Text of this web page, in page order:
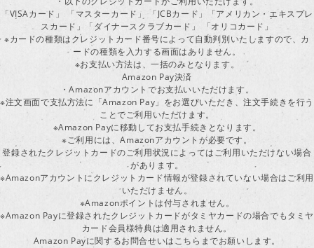
「VISAカード」 「マスターカード」 「JCBカード」「アメリカン・エキスプレ
スカード」「ダイナースクラブカード」 「オリコカード」
※カードの種類はクレジットカード番号によって自動判別いたしますので、カ
ードの種類を入力する画面はありません。
※お支払い方法は、一括のみとなります。
Amazon Pay決済
・Amazonアカウントでお支払いいただけます。
※注文画面で支払方法に「Amazon Pay」をお選びいただき、注文手続きを行う
ことでご利用いただけます。
※Amazon Payに移動してお支払手続きとなります。
※ご利用には、Amazonアカウントが必要です。
登録されたクレジットカードのご利用状況によってはご利用いただけない場合
があります。
※Amazonアカウントにクレジットカード情報が登録されていない場合はご利用
いただけません。
※Amazonポイントは付与されません。
※Amazon Payに登録されたクレジットカードがタミヤカードの場合でもタミヤ
カード会員様特典は適用されません。
Amazon Payに関するお問合せいはこちらまでお願いします。